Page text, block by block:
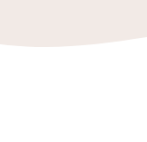
savaient